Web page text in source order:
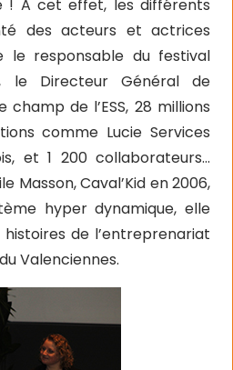
! A cet effet, les différents
des acteurs et actrices
le responsable du festival
le Directeur Général de
de l’ESS, 28 millions
comme Lucie Services
et 1 200 collaborateurs…
Masson, Caval’Kid en 2006,
hyper dynamique, elle
de l’entreprenariat
Valenciennes.